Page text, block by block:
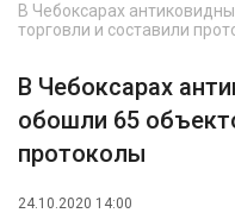
В Чебоксарах
торговли и составили
В Чебоксарах
обошли 65
протоколы
24.10.2020 14:00